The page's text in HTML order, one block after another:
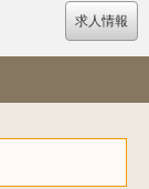
求人情報